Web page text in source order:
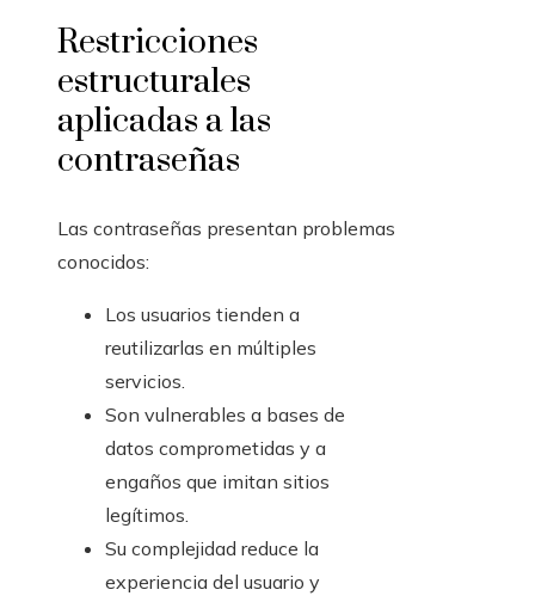
Restricciones
estructurales
aplicadas a las
contraseñas
Las contraseñas presentan problemas
conocidos:
Los usuarios tienden a
reutilizarlas en múltiples
servicios.
Son vulnerables a bases de
datos comprometidas y a
engaños que imitan sitios
legítimos.
Su complejidad reduce la
experiencia del usuario y